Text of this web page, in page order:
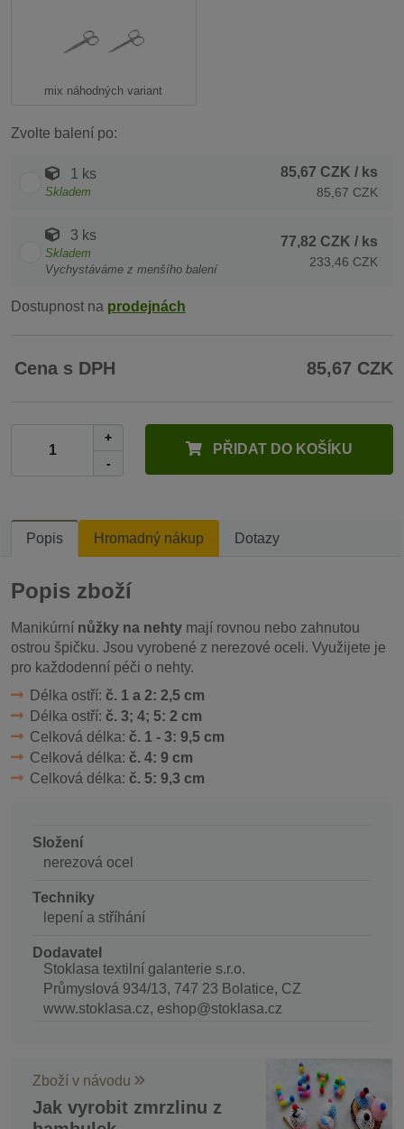
mix náhodných variant
Zvolte balení po:
1 ks
Skladem
85,67 CZK / ks
85,67 CZK
3 ks
Skladem
Vychystáváme z menšího balení
77,82 CZK / ks
233,46 CZK
Dostupnost na prodejnách
Cena s DPH 85,67 CZK
+
-
PŘIDAT DO KOŠÍKU
Popis Hromadný nákup Dotazy
Popis zboží
Manikúrní nůžky na nehty mají rovnou nebo zahnutou
ostrou špičku. Jsou vyrobené z nerezové oceli. Využijete je
pro každodenní péči o nehty.
Délka ostří: č. 1 a 2: 2,5 cm
Délka ostří: č. 3; 4; 5: 2 cm
Celková délka: č. 1 - 3: 9,5 cm
Celková délka: č. 4: 9 cm
Celková délka: č. 5: 9,3 cm
Složení
nerezová ocel
Techniky
lepení a stříhání
Dodavatel
Stoklasa textilní galanterie s.r.o.
Průmyslová 934/13, 747 23 Bolatice, CZ
www.stoklasa.cz, eshop@stoklasa.cz
Zboží v návodu
Jak vyrobit zmrzlinu z